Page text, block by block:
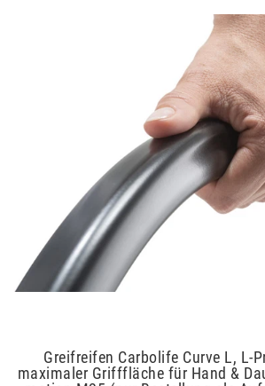
Greifreifen Carbolife Curve L, L-
maximaler Grifffläche für Hand &